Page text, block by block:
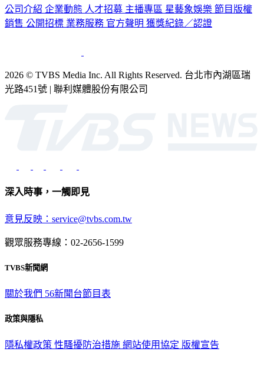
公司介紹 企業動態 人才招募 主播專區 星藝象娛樂 節目版權
銷售 公開招標 業務服務 官方聲明 獲獎紀錄／認證
2026 © TVBS Media Inc. All Rights Reserved. 台北市內湖區瑞
光路451號 | 聯利媒體股份有限公司
深入時事，一觸即見
意見反映：service@tvbs.com.tw
觀眾服務專線：02-2656-1599
TVBS新聞網
關於我們 56新聞台節目表
政策與隱私
隱私權政策 性騷擾防治措施 網站使用協定 版權宣告